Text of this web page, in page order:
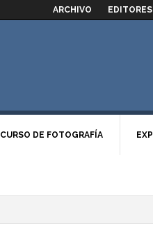
ARCHIVO EDITORES
CURSO DE FOTOGRAFÍA